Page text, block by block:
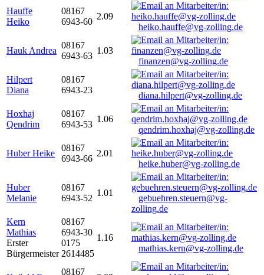
Hauffe
Heiko
08167
6943-60
2.09
heiko.hauffe@vg-zolling.de
Hauk Andrea
08167
6943-63
1.03
finanzen@vg-zolling.de
Hilpert
Diana
08167
6943-23
diana.hilpert@vg-zolling.de
Hoxhaj
Qendrim
08167
6943-53
1.06
qendrim.hoxhaj@vg-zolling.de
Huber Heike
08167
6943-66
2.01
heike.huber@vg-zolling.de
Huber
Melanie
08167
6943-52
1.01
gebuehren.steuern@vg-
zolling.de
Kern
Mathias
Erster
Bürgermeister
08167
6943-30
0175
2614485
1.16
mathias.kern@vg-zolling.de
08167